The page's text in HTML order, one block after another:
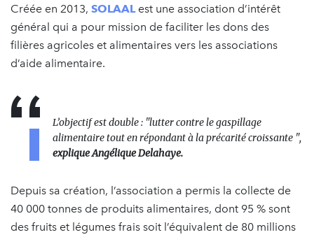
Créée en 2013, SOLAALest une association d’intérêt
général qui a pour mission de faciliter les dons des
filières agricoles et alimentaires vers les associations
d’aide alimentaire.
L’objectif est double : "lutter contre le gaspillage
alimentaire tout en répondant à la précarité croissante ",
explique Angélique Delahaye.
Depuis sa création, l’association a permis la collecte de
40 000 tonnes de produits alimentaires, dont 95 % sont
des fruits et légumes frais soit l’équivalent de 80 millions